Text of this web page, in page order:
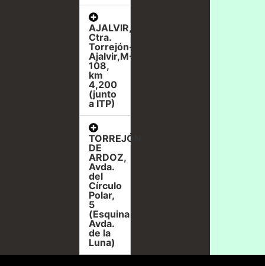
AJALVIR,
Ctra.
Torrejón-
Ajalvir,M-
108,
km
4,200
(junto
a ITP)
TORREJÓN
DE
ARDOZ,
Avda.
del
Círculo
Polar,
5
(Esquina
Avda.
de la
Luna)